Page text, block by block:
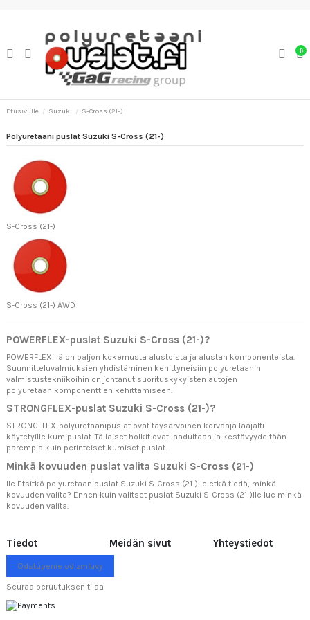
0
Etusivulle Suzuki S-Cross (21-)
Polyuretaani puslat Suzuki S-Cross (21-)
S-Cross (21-)
S-Cross (21-) AWD
POWERFLEX-puslat Suzuki S-Cross (21-)?
POWERFLEXillä on paljon kokemusta alustoista ja alustan komponenteista.
Suunnitteluvalmiuksien yhdistäminen kehittyneisiin polyuretaanin
valmistustekniikoihin on johtanut suorituskykyisten autojen
polyuretaanikomponenttien kehittämiseen.
STRONGFLEX-puslat Suzuki S-Cross (21-)?
STRONGFLEX-polyuretaanipuslat ovat täysarvoinen korvaaja laajalti
käytetyille kumipuslat. Tällaiset holkit ovat laadultaan ja kestävyydeltään
parempia kuin perinteiset kumiset puslat.
Minkä kovuuden puslat valita Suzuki S-Cross (21-)
lle Etsitkö polyuretaanipuslat Suzuki S-Cross (21-)lle etkä tiedä, minkä
kovuuden valita? Ennen kuin valitset puslat Suzuki S-Cross (21-)lle lue minkä
kovuuden valita.
Tiedot Meidän sivut Yhteystiedot
Odstúpenie od zmluvy
Seuraa peruutuksen tilaa